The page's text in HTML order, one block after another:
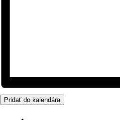
Pridať do kalendára